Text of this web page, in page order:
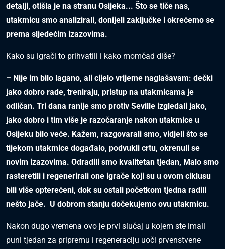
detalji, otišla je na stranu Osijeka... Što se tiče nas,
utakmicu smo analizirali, donijeli zaključke i okrećemo se
prema sljedećim izazovima.
Kako su igrači to prihvatili i kako momčad diše?
– Nije im bilo lagano, ali cijelo vrijeme naglašavam: dečki
jako dobro rade, treniraju, pristup na utakmicama je
odličan. Tri dana ranije smo protiv Seville izgledali jako,
jako dobro i tim više je razočaranje nakon utakmice u
Osijeku bilo veće. Kažem, razgovarali smo, vidjeli što se
tijekom utakmice događalo, podvukli crtu, okrenuli se
novim izazovima. Odradili smo kvalitetan tjedan, Malo smo
rasteretili i regenerirali one igrače koji su u ovom ciklusu
bili više opterećeni, dok su ostali početkom tjedna radili
nešto jače. U dobrom stanju dočekujemo ovu utakmicu.
Nakon dugo vremena ovo je prvi slučaj u kojem ste imali
puni tjedan za pripremu i regeneraciju uoči prvenstvene